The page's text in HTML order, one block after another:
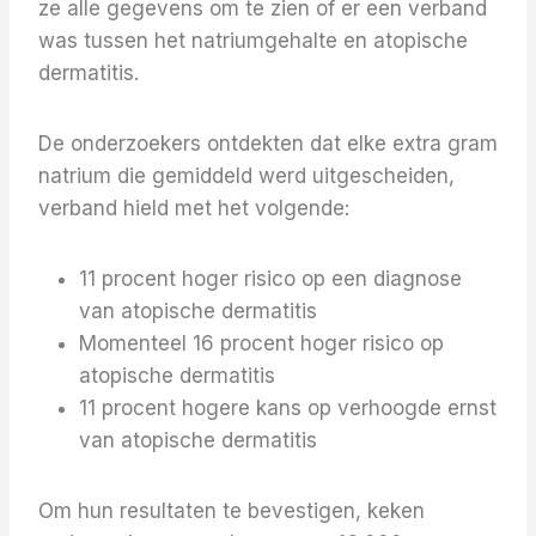
ze alle gegevens om te zien of er een verband
was tussen het natriumgehalte en atopische
dermatitis.
De onderzoekers ontdekten dat elke extra gram
natrium die gemiddeld werd uitgescheiden,
verband hield met het volgende:
11 procent hoger risico op een diagnose
van atopische dermatitis
Momenteel 16 procent hoger risico op
atopische dermatitis
11 procent hogere kans op verhoogde ernst
van atopische dermatitis
Om hun resultaten te bevestigen, keken